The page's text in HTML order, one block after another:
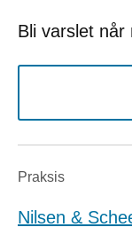
Bli varslet når
Praksis
Nilsen &